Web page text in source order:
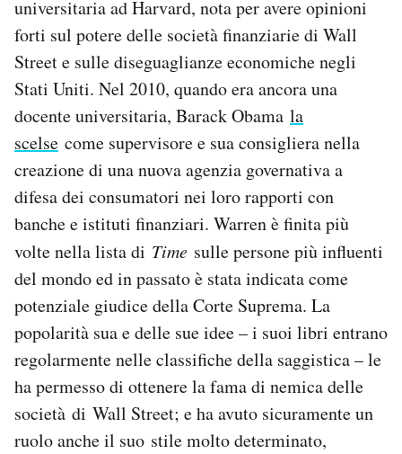
universitaria ad Harvard, nota per avere opinioni
forti sul potere delle società finanziarie di Wall
Street e sulle diseguaglianze economiche negli
Stati Uniti. Nel 2010, quando era ancora una
docente universitaria, Barack Obama la
scelse come supervisore e sua consigliera nella
creazione di una nuova agenzia governativa a
difesa dei consumatori nei loro rapporti con
banche e istituti finanziari. Warren è finita più
volte nella lista di Time sulle persone più influenti
del mondo ed in passato è stata indicata come
potenziale giudice della Corte Suprema. La
popolarità sua e delle sue idee – i suoi libri entrano
regolarmente nelle classifiche della saggistica – le
ha permesso di ottenere la fama di nemica delle
società di Wall Street; e ha avuto sicuramente un
ruolo anche il suo stile molto determinato,